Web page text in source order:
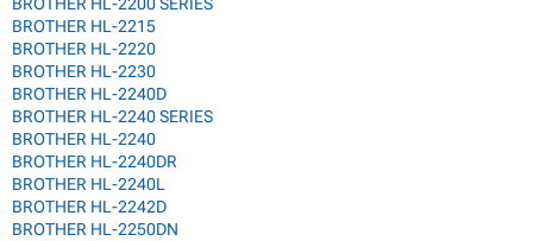
BROTHER HL-2215
BROTHER HL-2220
BROTHER HL-2230
BROTHER HL-2240D
BROTHER HL-2240 SERIES
BROTHER HL-2240
BROTHER HL-2240DR
BROTHER HL-2240L
BROTHER HL-2242D
BROTHER HL-2250DN